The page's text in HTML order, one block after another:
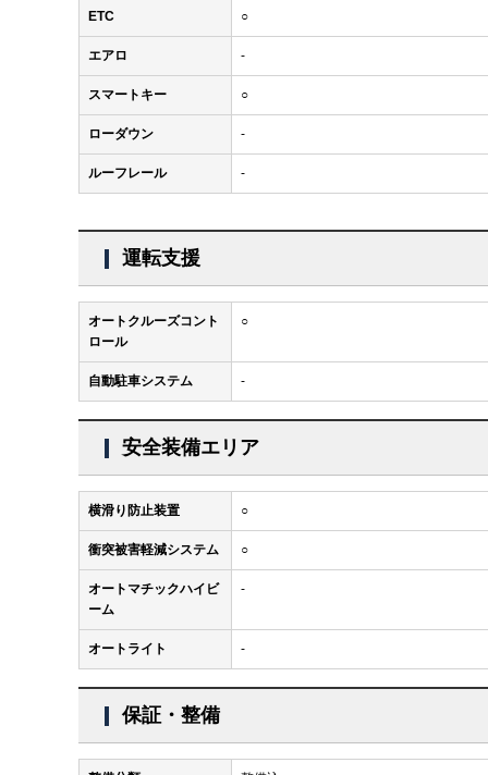
ETC ○
エアロ -
スマートキー ○
ローダウン -
ルーフレール -
運転支援
オートクルーズコント
ロール
○
自動駐車システム -
安全装備エリア
横滑り防止装置 ○
衝突被害軽減システム ○
オートマチックハイビ
ーム
-
オートライト -
保証・整備